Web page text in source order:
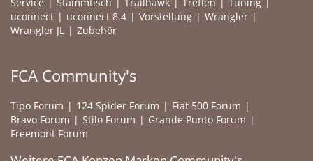
Service
Stammtisch Trailhawk Treffen
Tuning
uconnect
uconnect 8.4 Vorstellung
Wrangler
Wrangler JL
Zubehör
FCA Community's
Tipo Forum 124 Spider Forum
Fiat 500 Forum
Bravo Forum
Stilo Forum
Grande Punto Forum
Freemont Forum